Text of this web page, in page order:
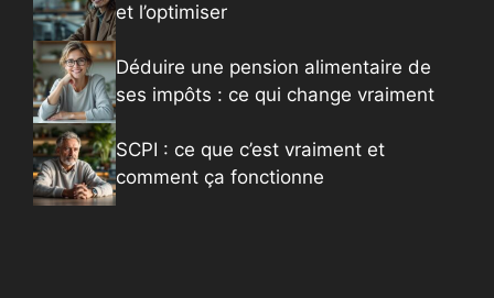
et l’optimiser
Déduire une pension alimentaire de
ses impôts : ce qui change vraiment
SCPI : ce que c’est vraiment et
comment ça fonctionne